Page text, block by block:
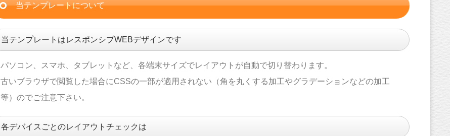
当テンプレートについて
当テンプレートはレスポンシブWEBデザインです
パソコン、スマホ、タブレットなど、各端末サイズでレイアウトが自動で切り替わります。
古いブラウザで閲覧した場合にCSSの一部が適用されない（角を丸くする加工やグラデーションなどの加工
等）のでご注意下さい。
各デバイスごとのレイアウトチェックは